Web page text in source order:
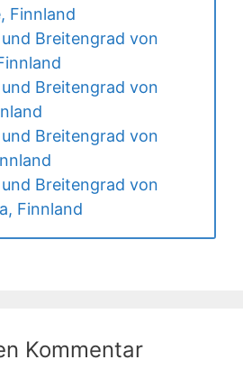
Finnland
Breitengrad von
Breitengrad von
Breitengrad von
Breitengrad von
Finnland
Kommentar